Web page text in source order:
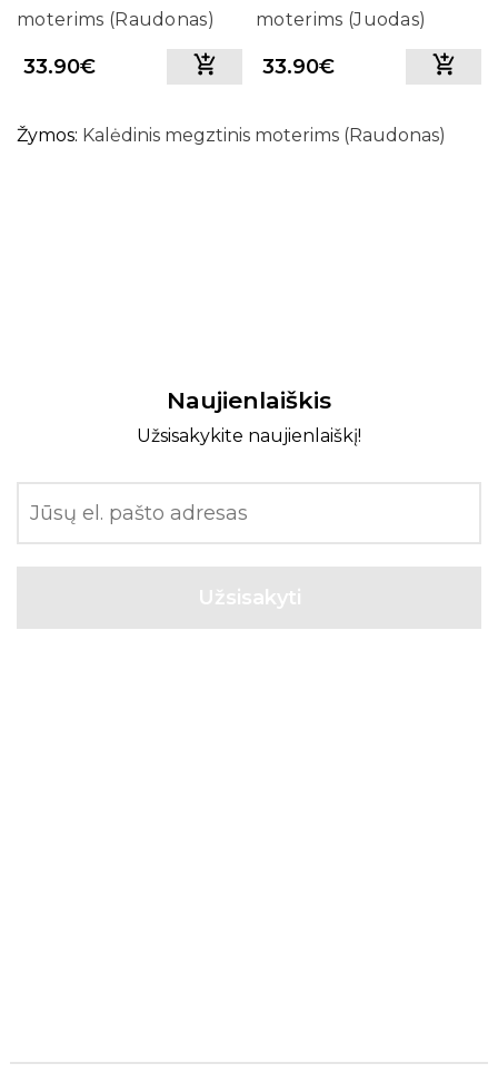
moterims (Raudonas)
33.90€
moterims (Juodas)
33.90€
Žymos: Kalėdinis megztinis moterims (Raudonas)
Naujienlaiškis
Užsisakykite naujienlaiškį!